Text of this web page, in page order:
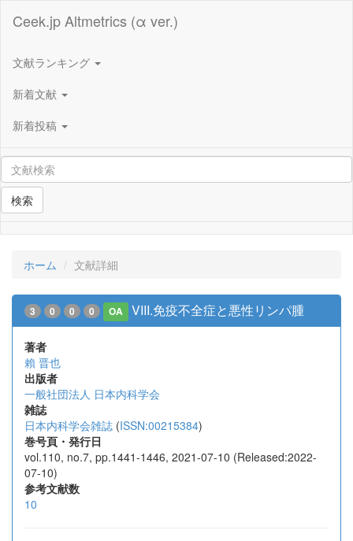
Ceek.jp Altmetrics (α ver.)
文献ランキング
新着文献
新着投稿
検索
ホーム 文献詳細
3 0 0 0 OA VIII.免疫不全症と悪性リンパ腫
著者
賴 晋也
出版者
一般社団法人 日本内科学会
雑誌
日本内科学会雑誌 (ISSN:00215384)
巻号頁・発行日
vol.110, no.7, pp.1441-1446, 2021-07-10 (Released:2022-
07-10)
参考文献数
10